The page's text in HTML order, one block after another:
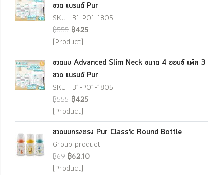
ขวด แบรนด์ Pur
SKU : B1-P01-1805
฿555 ฿425
(Product)
ขวดนม Advanced Slim Neck ขนาด 4 ออนซ์ แพ็ค 3
ขวด แบรนด์ Pur
SKU : B1-P01-1805
฿555 ฿425
(Product)
ขวดนมทรงตรง Pur Classic Round Bottle
Group product
฿69 ฿62.10
(Product)